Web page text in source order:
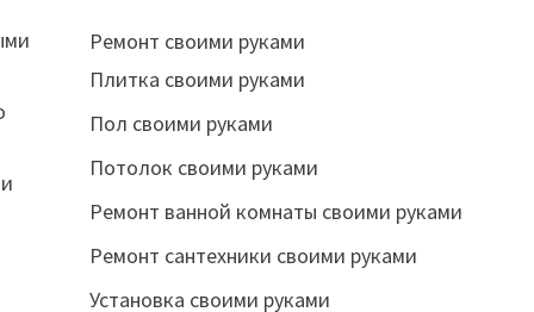
Ремонт своими руками
Плитка своими руками
Пол своими руками
Потолок своими руками
Ремонт ванной комнаты своими руками
Ремонт сантехники своими руками
Установка своими руками